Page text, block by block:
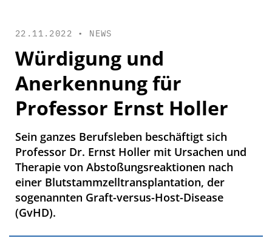
22.11.2022 • NEWS
Würdigung und
Anerkennung für
Professor Ernst Holler
Sein ganzes Berufsleben beschäftigt sich
Professor Dr. Ernst Holler mit Ursachen und
Therapie von Abstoßungsreaktionen nach
einer Blutstammzelltransplantation, der
sogenannten Graft-versus-Host-Disease
(GvHD).